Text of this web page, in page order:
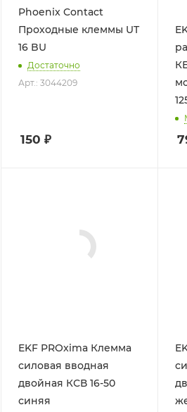
Phoenix Contact
Проходные клеммы UT
16 BU
Достаточно
Арт.: 3044209
EKF PROxima Клемма
силовая вводная
двойная КСВ 16-50